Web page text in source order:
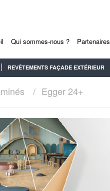
Qui sommes-nous ? Partenaires
REVÊTEMENTS FAÇADE EXTÉRIEUR
Egger 24+